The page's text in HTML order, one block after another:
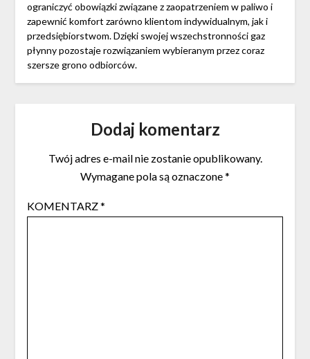
ograniczyć obowiązki związane z zaopatrzeniem w paliwo i
zapewnić komfort zarówno klientom indywidualnym, jak i
przedsiębiorstwom. Dzięki swojej wszechstronności gaz
płynny pozostaje rozwiązaniem wybieranym przez coraz
szersze grono odbiorców.
Dodaj komentarz
Twój adres e-mail nie zostanie opublikowany.
Wymagane pola są oznaczone*
KOMENTARZ*